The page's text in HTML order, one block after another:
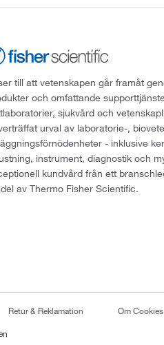
till att vetenskapen går framåt
och omfattande
sjukvård och
urval av laboratorie-,
- inklusive
instrument, diagnostik och
kundvård från ett
av Thermo Fisher Scientific.
Retur & Reklamation Om Cookies